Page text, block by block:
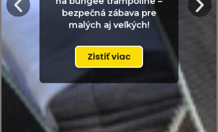
bezpečná zábava pre
malých aj veľkých!
Zistiť viac